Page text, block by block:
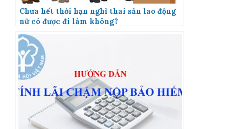
Chưa hết thời hạn nghỉ thai sản lao động
nữ có được đi làm không?